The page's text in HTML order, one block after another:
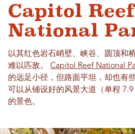
Capitol Reef
National
以其红色岩石峭壁、峡谷、圆顶和
难以匹敌。 Capitol Reef National
的远足小径，但路面平坦，却也有
可以从铺设好的风景大道（单程
的景色。